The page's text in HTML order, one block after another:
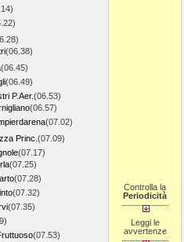
(06.38)
(06.45)
(06.49)
P.Aer.(06.53)
(06.57)
(07.02)
Princ. (07.09)
(07.17)
(07.25)
(07.28)
(07.32)
(07.35)
(07.53)
Controlla la
Periodicità
Leggi le
avvertenze